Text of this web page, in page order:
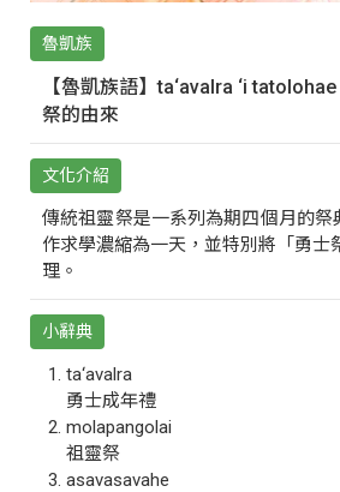
魯凱族
【魯凱族語】ta‘avalra ‘i
祭的由來
文化介紹
傳統祖靈祭是一系列為期四個月的祭
作求學濃縮為一天，並特別將「勇士
理。
小辭典
ta‘avalra
勇士成年禮
molapangolai
祖靈祭
asavasavahe